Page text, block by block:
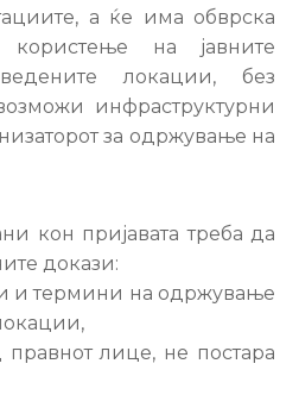
а ќе има обврска
на јавните
локации, без
инфраструктурни
за одржување на
кон пријавата треба да
докази:
и термини на одржување
правнот лице, не постара